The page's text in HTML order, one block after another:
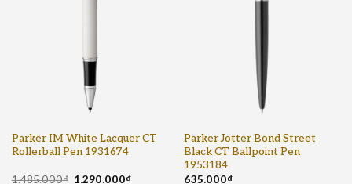
Parker IM White Lacquer CT
Rollerball Pen 1931674
1.485.000₫ 1.290.000₫
Parker Jotter Bond Street
Black CT Ballpoint Pen
1953184
635.000₫